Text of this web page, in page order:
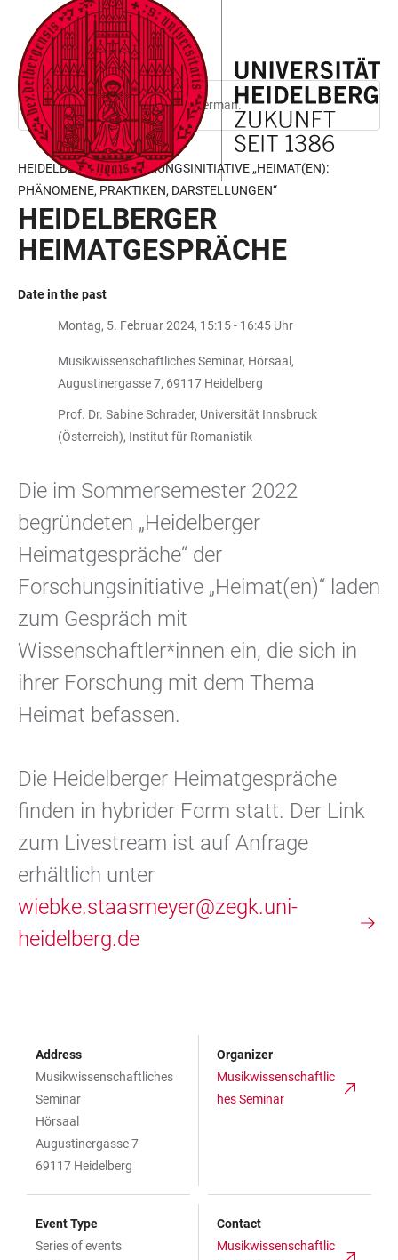
ACCESSIBILITY
LINKS
JUMP
TO
MAIN
CONTENT
OPEN
MAIN
NAVIGATION
OPEN
SEARCH
FORM
This page is only available in German.
HEIDELBERGER FORSCHUNGSINITIATIVE „HEIMAT(EN):
PHÄNOMENE, PRAKTIKEN, DARSTELLUNGEN“
HEIDELBERGER
HEIMATGESPRÄCHE
Date in the past
Montag, 5. Februar 2024, 15:15 - 16:45 Uhr
Musikwissenschaftliches Seminar, Hörsaal,
Augustinergasse 7, 69117 Heidelberg
Prof. Dr. Sabine Schrader, Universität Innsbruck
(Österreich), Institut für Romanistik
Die im Sommersemester 2022
begründeten „Heidelberger
Heimatgespräche“ der
Forschungsinitiative „Heimat(en)“ laden
zum Gespräch mit
Wissenschaftler*innen ein, die sich in
ihrer Forschung mit dem Thema
Heimat befassen.
Die Heidelberger Heimatgespräche
finden in hybrider Form statt. Der Link
zum Livestream ist auf Anfrage
erhältlich unter
wiebke.staasmeyer@zegk.uni-
heidelberg.de
Address
Musikwissenschaftliches
Seminar
Hörsaal
Augustinergasse 7
69117 Heidelberg
Organizer
Musikwissenschaftlic
hes Seminar
Event Type
Series of events
Contact
Musikwissenschaftlic